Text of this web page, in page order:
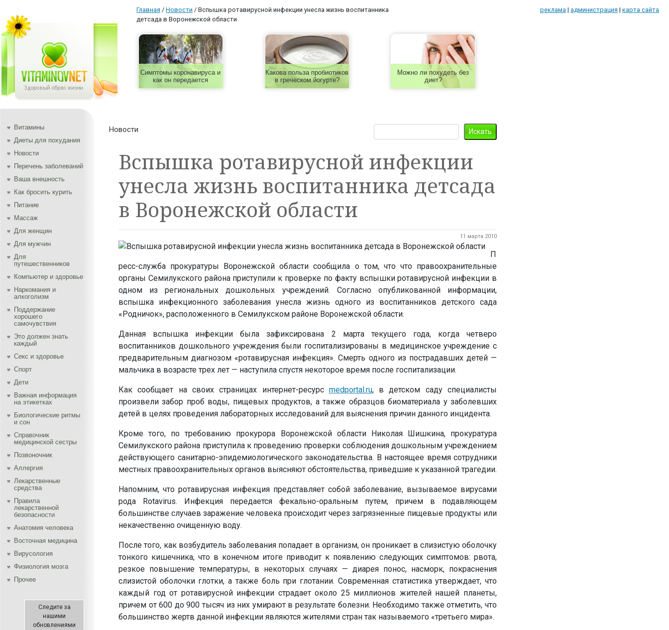
Главная / Новости / Вспышка ротавирусной инфекции унесла жизнь воспитанника
детсада в Воронежской области
реклама | администрация | карта сайта
Симптомы коронавируса и
как он передается
Какова польза пробиотиков
в греческом йогурте?
Можно ли похудеть без
диет?
Витамины
Диеты для похудания
Новости
Перечень заболеваний
Ваша внешность
Как бросить курить
Питание
Массаж
Для женщин
Для мужчин
Для
путешественников
Компьютер и здоровье
Наркомания и
алкоголизм
Поддержание
хорошего
самочувствия
Это должен знать
каждый
Секс и здоровье
Спорт
Дети
Важная информация
на этикетках
Биологические ритмы
и сон
Справочник
медицинской сестры
Позвоночник
Аллергия
Лекарственные
средства
Правила
лекарственной
безопасности
Aнатомия человека
Восточная медицина
Вирусология
Физиология мозга
Прочее
Следите за
нашими
обновлениями
Новости
Вспышка ротавирусной инфекции
унесла жизнь воспитанника детсада
в Воронежской области
11 марта 2010
П
ресс-служба прокуратуры Воронежской области сообщила о том, что что правоохранительные
органы Семилукского района приступили к проверке по факту вспышки ротавирусной инфекции в
одном из региональных дошкольных учреждений. Согласно опубликованной информации,
вспышка инфекционного заболевания унесла жизнь одного из воспитанников детского сада
«Родничок», расположенного в Семилукском районе Воронежской области.
Данная вспышка инфекции была зафиксирована 2 марта текущего года, когда четверо
воспитанников дошкольного учреждения были госпитализированы в медицинское учреждение с
предварительным диагнозом «ротавирусная инфекция». Смерть одного из пострадавших детей —
мальчика в возрасте трех лет — наступила спустя некоторое время после госпитализации.
Как сообщает на своих страницах интернет-ресурс medportal.ru, в детском саду специалисты
произвели забор проб воды, пищевых продуктов, а также образцов биоматериала у заболевших
детей в целях проведения лабораторных исследований для выяснения причин данного инцидента.
Кроме того, по требованию прокурора Воронежской области Николая Шишкина, прокуратура
Семилукского района приступила к проведению проверки соблюдения дошкольным учреждением
действующего санитарно-эпидемиологического законодательства. В настоящее время сотрудники
местных правоохранительных органов выясняют обстоятельства, приведшие к указанной трагедии.
Напомним, что ротавирусная инфекция представляет собой заболевание, вызываемое вирусами
рода Rotavirus. Инфекция передается фекально-оральным путем, причем в подавляющем
большинстве случаев заражение человека происходит через загрязненные пищевые продукты или
некачественно очищенную воду.
После того, как возбудитель заболевания попадает в организм, он проникает в слизистую оболочку
тонкого кишечника, что в конечном итоге приводит к появлению следующих симптомов: рвота,
резкое повышение температуры, в некоторых случаях — диарея понос, насморк, покраснения
слизистой оболочки глотки, а также боль при глотании. Современная статистика утверждает, что
каждый год от ротавирусной инфекции страдает около 25 миллионов жителей нашей планеты,
причем от 600 до 900 тысяч из них умирают в результате болезни. Необходимо также отметить, что
большинство жертв данной инфекции являются жителями стран так называемого «третьего мира».